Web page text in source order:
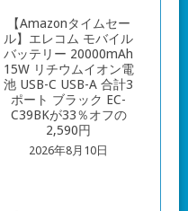
【Amazonタイムセー
ル】エレコム モバイル
バッテリー 20000mAh
15W リチウムイオン電
池 USB-C USB-A 合計3
ポート ブラック EC-
C39BKが33％オフの
2,590円
2026年8月10日